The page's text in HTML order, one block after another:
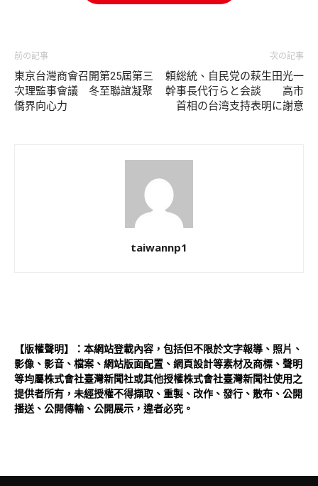
前の記事
東京台灣商會召開第25屆第三
次理監事會議 冬至聯誼凝聚
僑界向心力
次の記事
頼総統、自民党の萩生田光一
幹事長代行らと会談 高市
首相の台湾支持表明に謝意
taiwannp1
【版權聲明】：本網站登載內容，包括但不限於文字報導、照片、
影像、影音、檔案、網站版面配置、網頁設計等素材及商標、聲明
等均屬株式會社臺灣新聞社或其他授權株式會社臺灣新聞社使用之
提供者所有，未經授權不得擷取、重製、改作、發行、散布、公開
播送、公開傳輸、公開展示，違者必究。